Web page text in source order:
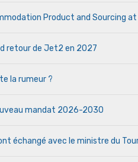
Product and Sourcing at
retour de Jet2 en 2027
la rumeur ?
mandat 2026-2030
échangé avec le ministre du